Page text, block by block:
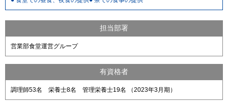
担当部署
営業部食堂運営グループ
有資格者
調理師53名 栄養士8名 管理栄養士19名 （2023年3月期）